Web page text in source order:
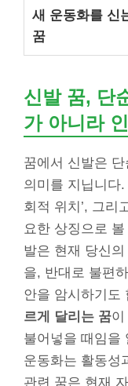
새 운동화를 신
꿈
신발 꿈, 단
가 아니라
꿈에서 신발은
의미를 지닙니다.
회적 위치’, 그리
요한 상징으로
발은 현재 당신
을, 반대로 불편
안을 암시하기도
르게 달리는 꿈
불어넣을 때임을
운동화는 활동성
관련 꿈은 현재